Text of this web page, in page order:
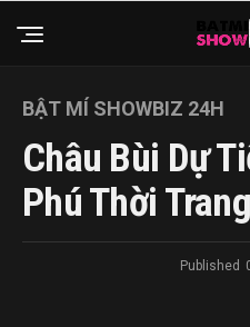
BẬT MÍ SHOWBIZ 24H
Châu Bùi Dự
Phú Thời Trang
Published